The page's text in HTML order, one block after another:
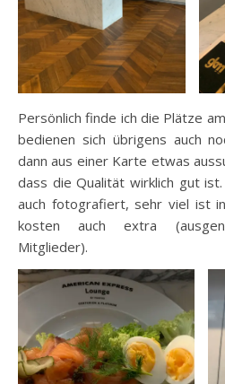
Persönlich finde ich die Plätze
bedienen sich übrigens auch
dann aus einer Karte etwas
dass die Qualität wirklich gut
auch fotografiert, sehr viel ist
kosten auch extra
Mitglieder).